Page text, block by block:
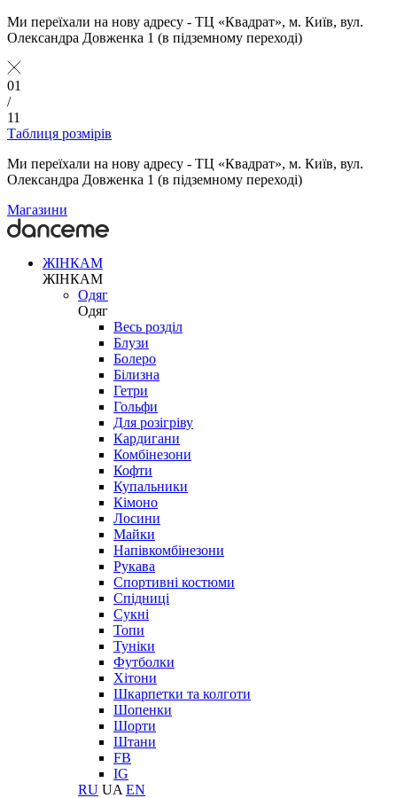
Ми переїхали на нову адресу - ТЦ «Квадрат», м. Київ, вул.
Олександра Довженка 1 (в підземному переході)
01
/
11
Таблиця розмірів
Ми переїхали на нову адресу - ТЦ «Квадрат», м. Київ, вул.
Олександра Довженка 1 (в підземному переході)
Магазини
ЖІНКАМ
ЖІНКАМ
Одяг
Одяг
Весь розділ
Блузи
Болеро
Білизна
Гетри
Гольфи
Для розігріву
Кардигани
Комбінезони
Кофти
Купальники
Кімоно
Лосини
Майки
Напівкомбінезони
Рукава
Спортивні костюми
Спідниці
Сукні
Топи
Туніки
Футболки
Хітони
Шкарпетки та колготи
Шопенки
Шорти
Штани
FB
IG
RU UA EN